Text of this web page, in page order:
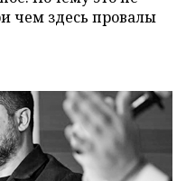
чем здесь провалы